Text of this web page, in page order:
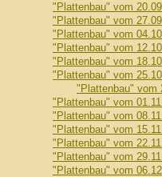
"Plattenbau" vom
"Plattenbau" vom
"Plattenbau" vom
"Plattenbau" vom
"Plattenbau" vom
"Plattenbau" vom
"Plattenbau" vom
"Plattenbau" vom
"Plattenbau" vom
"Plattenbau" vom
"Plattenbau" vom
"Plattenbau" vom
"Plattenbau" vom